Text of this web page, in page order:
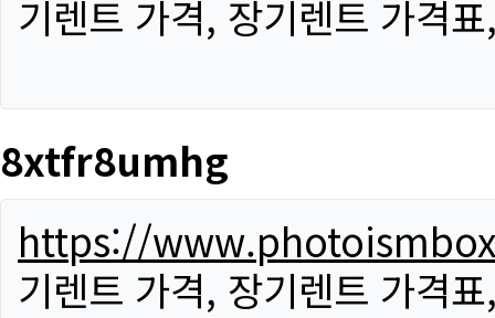
기렌트 가격, 장기렌트 가격
8xtfr8umhg
https://
기렌트 가격, 장기렌트 가격